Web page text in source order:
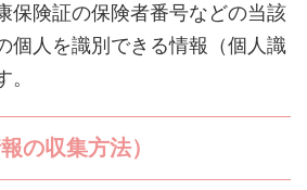
保険証の保険者番号などの当該
個人を識別できる情報（個人識
の収集方法）